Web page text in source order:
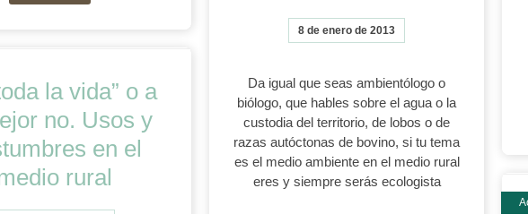
8 de enero de 2013
Da igual que seas ambientólogo o
biólogo, que hables sobre el agua o la
custodia del territorio, de lobos o de
razas autóctonas de bovino, si tu tema
es el medio ambiente en el medio rural
eres y siempre serás ecologista
la vida” o a
no. Usos y
en el
rural